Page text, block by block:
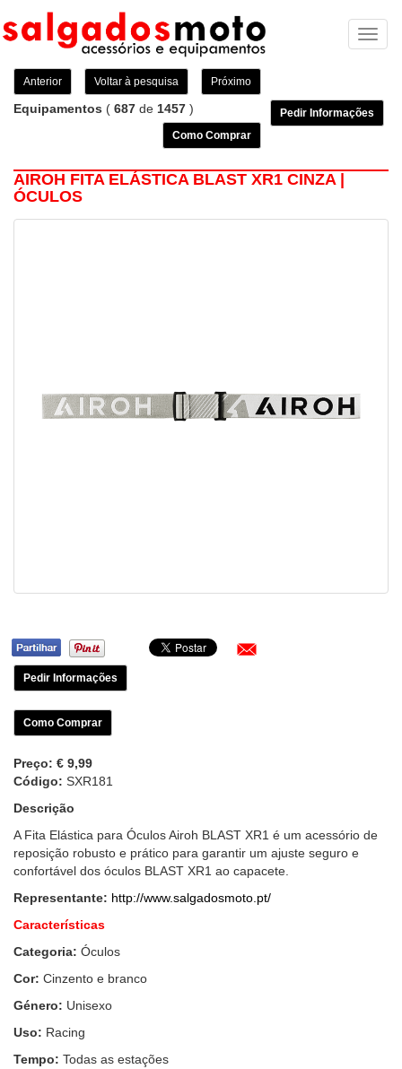
Anterior Voltar à pesquisa Próximo
Equipamentos ( 687 de 1457 )
Pedir Informações
Como Comprar
AIROH FITA ELÁSTICA BLAST XR1 CINZA |
ÓCULOS
Pedir Informações
Como Comprar
Preço: € 9,99
Código: SXR181
Descrição
A Fita Elástica para Óculos Airoh BLAST XR1 é um acessório de
reposição robusto e prático para garantir um ajuste seguro e
confortável dos óculos BLAST XR1 ao capacete.
Representante: http://www.salgadosmoto.pt/
Características
Categoria: Óculos
Cor: Cinzento e branco
Género: Unisexo
Uso: Racing
Tempo: Todas as estações